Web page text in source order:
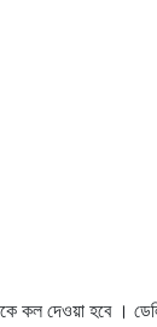
কল দেওয়া হবে ।